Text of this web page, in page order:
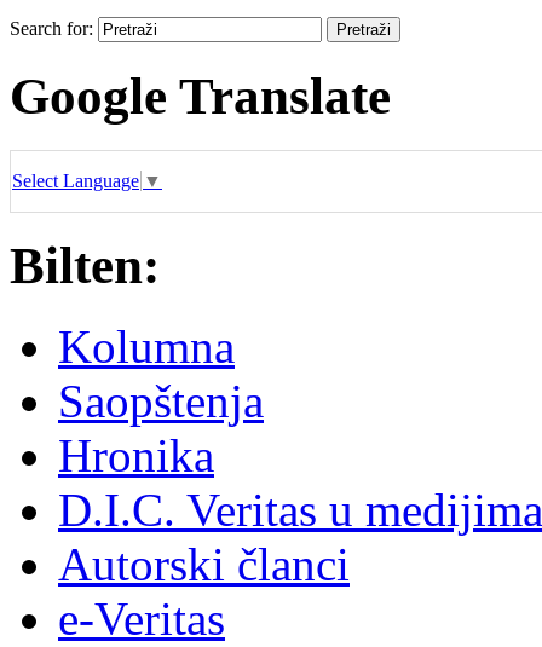
Search for:
Google Translate
Select Language ▼
Bilten:
Kolumna
Saopštenja
Hronika
D.I.C. Veritas u medijima
Autorski članci
e-Veritas